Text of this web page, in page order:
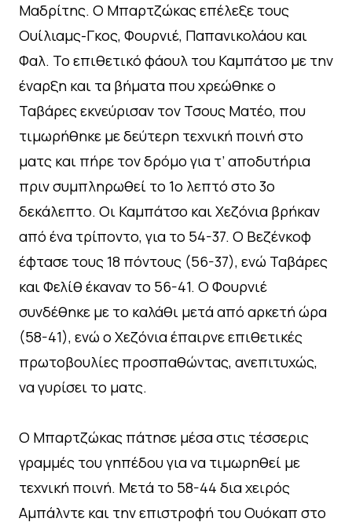
Μαδρίτης. Ο Μπαρτζώκας επέλεξε τους
Ουίλιαμς-Γκος, Φουρνιέ, Παπανικολάου και
Φαλ. Το επιθετικό φάουλ του Καμπάτσο με την
έναρξη και τα βήματα που χρεώθηκε ο
Ταβάρες εκνεύρισαν τον Τσους Ματέο, που
τιμωρήθηκε με δεύτερη τεχνική ποινή στο
ματς και πήρε τον δρόμο για τ’ αποδυτήρια
πριν συμπληρωθεί το 1ο λεπτό στο 3ο
δεκάλεπτο. Οι Καμπάτσο και Χεζόνια βρήκαν
από ένα τρίποντο, για το 54-37. Ο Βεζένκοφ
έφτασε τους 18 πόντους (56-37), ενώ Ταβάρες
και Φελίθ έκαναν το 56-41. Ο Φουρνιέ
συνδέθηκε με το καλάθι μετά από αρκετή ώρα
(58-41), ενώ ο Χεζόνια έπαιρνε επιθετικές
πρωτοβουλίες προσπαθώντας, ανεπιτυχώς,
να γυρίσει το ματς.
Ο Μπαρτζώκας πάτησε μέσα στις τέσσερις
γραμμές του γηπέδου για να τιμωρηθεί με
τεχνική ποινή. Μετά το 58-44 δια χειρός
Αμπάλντε και την επιστροφή του Ουόκαπ στο